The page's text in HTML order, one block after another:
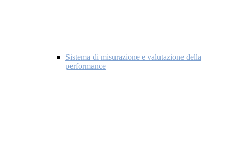
Sistema di misurazione e valutazione della
performance